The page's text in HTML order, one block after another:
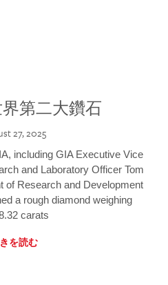
界第二大鑽石
27, 2025
including GIA Executive Vice
and Laboratory Officer Tom
of Research and Development
a rough diamond weighing
carats
を読む